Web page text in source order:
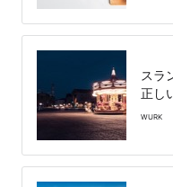
スラ
正し
WURK